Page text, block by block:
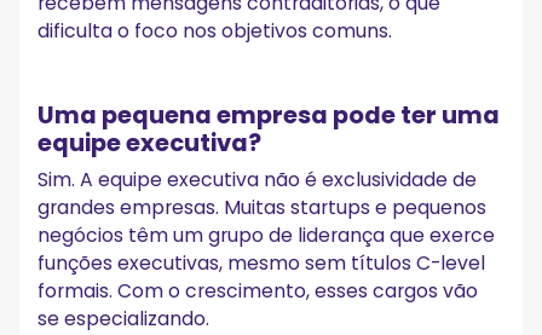
dificulta o foco nos objetivos comuns.
Uma pequena empresa pode ter uma
equipe executiva?
Sim. A equipe executiva não é exclusividade de
grandes empresas. Muitas startups e pequenos
negócios têm um grupo de liderança que exerce
funções executivas, mesmo sem títulos C-level
formais. Com o crescimento, esses cargos vão
se especializando.